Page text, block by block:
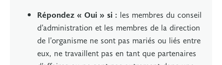
Répondez « Oui » si : les membres du conseil
d’administration et les membres de la direction
de l’organisme ne sont pas mariés ou liés entre
eux, ne travaillent pas en tant que partenaires